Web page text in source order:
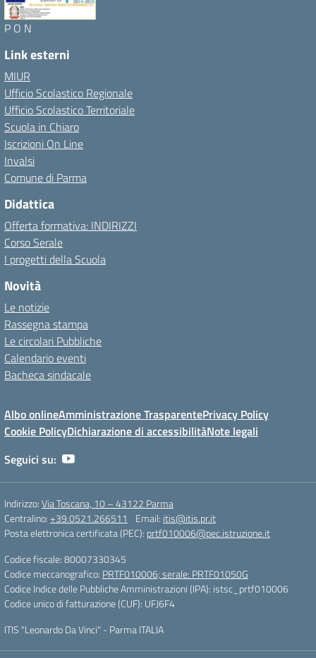
P O N
Link esterni
MIUR
Ufficio Scolastico Regionale
Ufficio Scolastico Territoriale
Scuola in Chiaro
Iscrizioni On Line
Invalsi
Comune di Parma
Didattica
Offerta formativa: INDIRIZZI
Corso Serale
I progetti della Scuola
Novità
Le notizie
Rassegna stampa
Le circolari Pubbliche
Calendario eventi
Bacheca sindacale
Albo onlineAmministrazione TrasparentePrivacy Policy
Cookie PolicyDichiarazione di accessibilitàNote legali
Seguici su:
Indirizzo:Via Toscana, 10 – 43122 Parma
Centralino:+39.0521.266511 Email: itis@itis.pr.it
Posta elettronica certificata (PEC): prtf010006@pec.istruzione.it
Codice fiscale: 80007330345
Codice meccanografico: PRTF010006; serale: PRTF01050G
Codice Indice delle Pubbliche Amministrazioni (IPA): istsc_prtf010006
Codice unico di fatturazione (CUF): UFJ6F4
ITIS "Leonardo Da Vinci" - Parma ITALIA